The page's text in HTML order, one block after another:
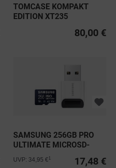
TOMCASE KOMPAKT
EDITION XT235
80,00 €
SAMSUNG 256GB PRO
ULTIMATE MICROSD-
KARTE +...
17,48 €
UVP: 34,95 €